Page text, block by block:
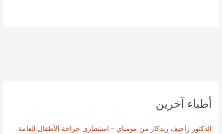
أطباء آخرين
الدكتور راجيف ريدكار من مومباي – استشاري جراحة الأطفال العامة